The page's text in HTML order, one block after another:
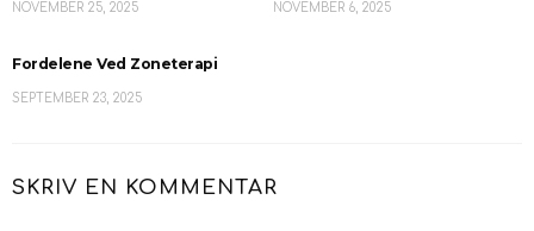
NOVEMBER 25, 2025 NOVEMBER 6, 2025
Fordelene Ved Zoneterapi
SEPTEMBER 23, 2025
SKRIV EN KOMMENTAR